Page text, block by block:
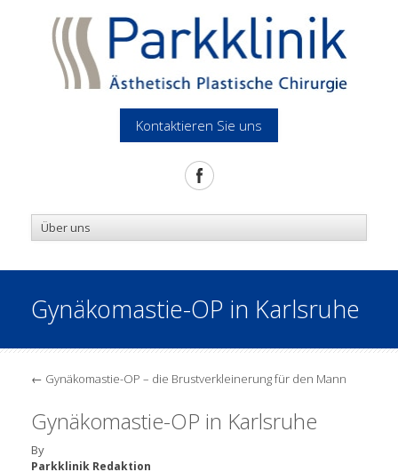
Kontaktieren Sie uns
Gynäkomastie-OP in Karlsruhe
← Gynäkomastie-OP – die Brustverkleinerung für den Mann
Gynäkomastie-OP in Karlsruhe
By
Parkklinik Redaktion